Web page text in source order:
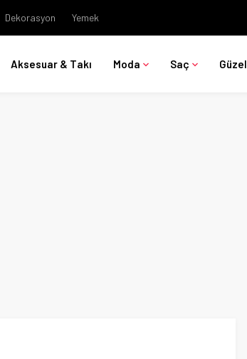
Dekorasyon Yemek
Aksesuar & Takı Moda Saç